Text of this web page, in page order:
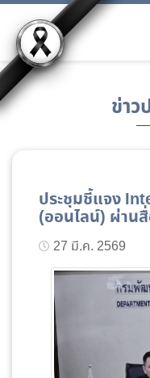
ข่าว
ประชุมชี้แจง
(ออนไลน์) ผ่าน
27 มี.ค. 2569